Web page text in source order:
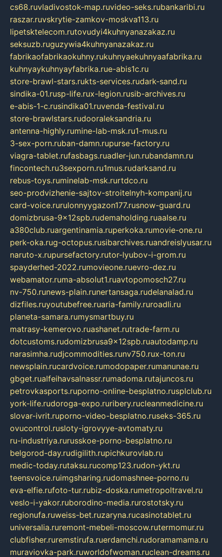
cs68.ruvladivostok-map.ruvideo-seks.rubankaribi.ru
raszar.ruvskrytie-zamkov-moskva113.ru
lipetsktelecom.rutovudyi4kuhnyanazakaz.ru
seksuzb.ruguzywia4kuhnyanazakaz.ru
fabrikaofabrikaokuhny.rukuhnyaekuhnyaafabrika.ru
kuhnyaykuhnyayfabrika.rue-abis1c.ru
store-brawl-stars.rukts-services.rudark-sand.ru
sindika-01.rusp-life.rux-legion.rusib-archives.ru
e-abis-1-c.rusindika01.ruvenda-festival.ru
store-brawlstars.rudooraleksandria.ru
antenna-highly.rumine-lab-msk.ru1-mus.ru
3-sex-porn.ruban-damn.rupurse-factory.ru
viagra-tablet.rufasbags.ruadler-jun.rubandamn.ru
fincontech.ru3sexporn.ru1mus.rudarksand.ru
rebus-toys.ruminelab-msk.rurtdco.ru
seo-prodvizhenie-sajtov-stroitelnyh-kompanij.ru
card-voice.rurulonnyygazon177.rusnow-guard.ru
domizbrusa-9x12spb.rudemaholding.ruaalse.ru
a380club.ruargentinamia.ruperkoka.rumovie-one.ru
perk-oka.rug-octopus.rusibarchives.ruandreislyusar.ru
naruto-x.rupursefactory.rutor-lyubov-i-grom.ru
spayderhed-2022.rumovieone.ruevro-dez.ru
webamator.ruma-absolut1.ruavtopomosch27.ru
nv-750.runews-plain.runertansaga.rudelanalad.ru
dizfiles.ruyoutubefree.ruaria-family.ruroadli.ru
planeta-samara.rumysmartbuy.ru
matrasy-kemerovo.ruashanet.rutrade-farm.ru
dotcustoms.rudomizbrusa9x12spb.ruautodamp.ru
narasimha.rudjcommodities.runv750.rux-ton.ru
newsplain.rucardvoice.rumodopaper.rumanunae.ru
gbget.rualfeihavsalnassr.rumadoma.rutajuncos.ru
petrovkasports.ruporno-online-besplatno.rusplclub.ru
york-life.rudoroga-expo.ruribery.rucleanmedicine.ru
slovar-ivrit.ruporno-video-besplatno.ruseks-365.ru
ovucontrol.rusloty-igrovyye-avtomaty.ru
ru-industriya.rurusskoe-porno-besplatno.ru
belgorod-day.rudigilith.rupichkurovlab.ru
medic-today.rutaksu.rucomp123.rudon-ykt.ru
teensvoice.ruimgsharing.rudomashnee-porno.ru
eva-elfie.rufoto-tur.rubiz-doska.rumetropoltravel.ru
veslo-i-yakor.ruborodino-media.rurostotsky.ru
regionufa.ruweiss-bet.ruzaryna.rucasinotablet.ru
universalia.ruremont-mebeli-moscow.rutermomur.ru
clubfisher.ruremstirufa.ruerdamchi.rudoramamama.ru
muraviovka-park.ruworldofwoman.ruclean-dreams.ru